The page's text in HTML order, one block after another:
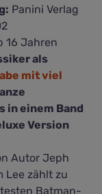
Panini Verlag
16 Jahren
als
mit viel
in einem Band
Version
Autor Jeph
Lee zählt zu
Batman-